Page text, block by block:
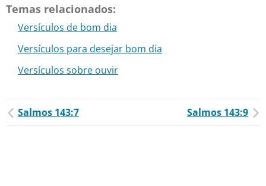
Temas relacionados:
Versículos de bom dia
Versículos para desejar bom dia
Versículos sobre ouvir
Salmos 143:7 Salmos 143:9